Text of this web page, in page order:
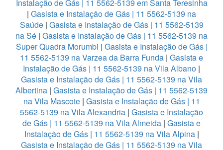
Instalação de Gás | 11 5562-5139 em Santa Teresinha
| Gasista e Instalação de Gás | 11 5562-5139 na
Saúde| Gasista e Instalação de Gás | 11 5562-5139
na Sé | Gasista e Instalação de Gás | 11 5562-5139 na
Super Quadra Morumbi | Gasista e Instalação de Gás |
11 5562-5139 na Varzea da Barra Funda | Gasista e
Instalação de Gás | 11 5562-5139 na Vila Albano |
Gasista e Instalação de Gás | 11 5562-5139 na Vila
Albertina | Gasista e Instalação de Gás | 11 5562-5139
na Vila Mascote| Gasista e Instalação de Gás | 11
5562-5139 na Vila Alexandria | Gasista e Instalação
de Gás | 11 5562-5139 na Vila Almeida | Gasista e
Instalação de Gás | 11 5562-5139 na Vila Alpina |
Gasista e Instalação de Gás | 11 5562-5139 na Vila